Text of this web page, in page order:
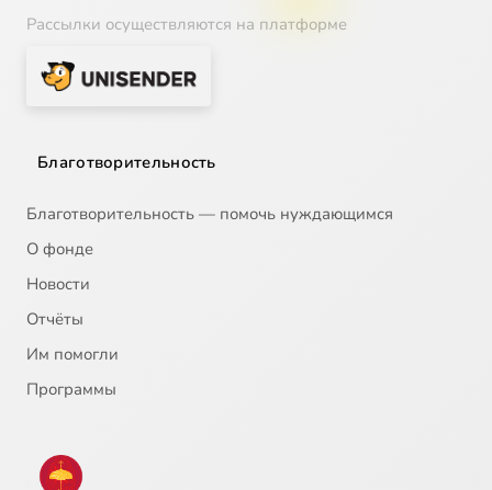
Рассылки осуществляются на платформе
Благотворительность
Благотворительность — помочь нуждающимся
О фонде
Новости
Отчёты
Им помогли
Программы